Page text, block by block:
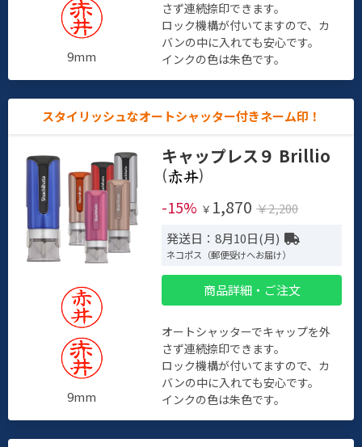
9mm
さず連続捺印できます。
ロック機構が付いてますので、カ
バンの中に入れても安心です。
インクの色は朱色です。
スタイリッシュなオートシャッター付きネーム印！
9mm
キャップレス９ Brillio
(
)
-15% ￥ 1,870 ￥2,200
発送日：8月10日(月)
ネコポス（郵便受けへお届け）
商品詳細・ご注文
オートシャッターでキャップを外
さず連続捺印できます。
ロック機構が付いてますので、カ
バンの中に入れても安心です。
インクの色は朱色です。